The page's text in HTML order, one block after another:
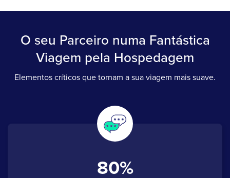
O seu Parceiro numa Fantástica
Viagem pela Hospedagem
Elementos críticos que tornam a sua viagem mais suave.
80